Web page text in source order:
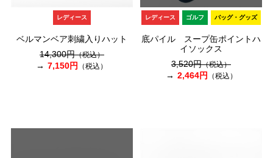
レディース
ベルマンベア刺繍入りハット
14,300円（税込）
7,150円 （税込）
レディース ゴルフ バッグ・グッズ
底パイル スープ缶ポイントハ
イソックス
3,520円（税込）
2,464円 （税込）